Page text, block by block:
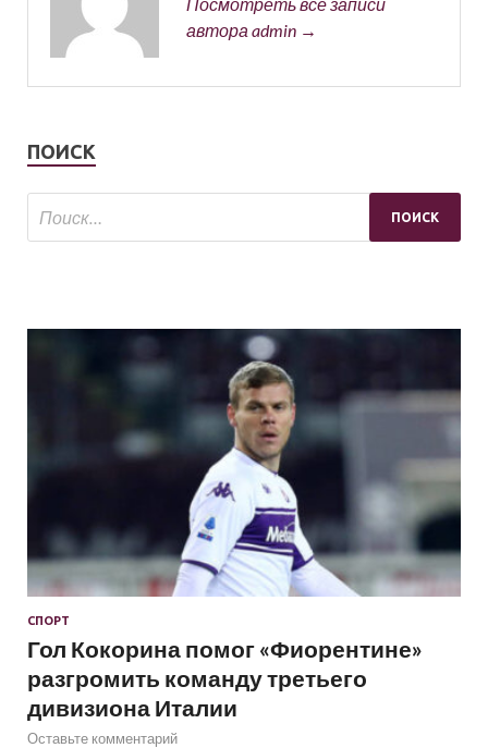
автора admin →
ПОИСК
СПОРТ
Гол Кокорина помог «Фиорентине»
разгромить команду третьего
дивизиона Италии
Оставьте комментарий